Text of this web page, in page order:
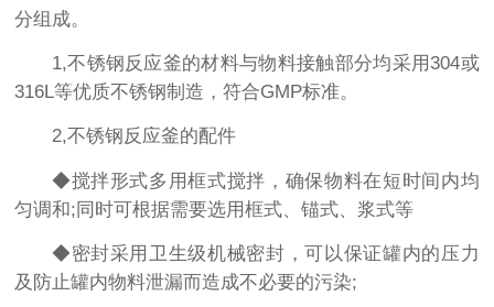
分组成。
1,不锈钢反应釜的材料与物料接触部分均采用304或
316L等优质不锈钢制造，符合GMP标准。
2,不锈钢反应釜的配件
◆搅拌形式多用框式搅拌，确保物料在短时间内均
匀调和;同时可根据需要选用框式、锚式、浆式等
◆密封采用卫生级机械密封，可以保证罐内的压力
及防止罐内物料泄漏而造成不必要的污染;